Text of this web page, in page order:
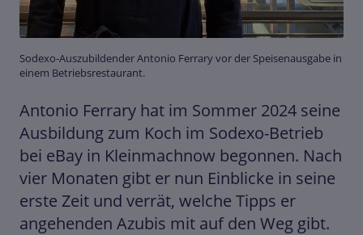
Sodexo-Auszubildender Antonio Ferrary vor der Speisenausgabe in
einem Betriebsrestaurant.
Antonio Ferrary hat im Sommer 2024 seine
Ausbildung zum Koch im Sodexo-Betrieb
bei eBay in Kleinmachnow begonnen. Nach
vier Monaten gibt er nun Einblicke in seine
erste Zeit und verrät, welche Tipps er
angehenden Azubis mit auf den Weg gibt.